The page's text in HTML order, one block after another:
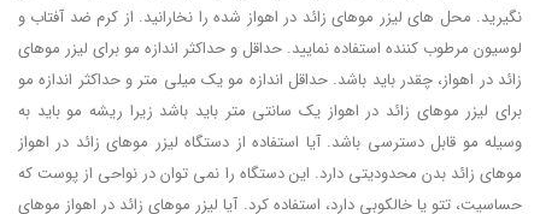
نگیرید. محل های لیزر موهای زائد در اهواز شده را نخارانید. از کرم ضد آفتاب و
لوسیون مرطوب کننده استفاده نمایید. حداقل و حداکثر اندازه مو برای لیزر موهای
زائد در اهواز، چقدر باید باشد. حداقل اندازه مو یک میلی متر و حداکثر اندازه مو
برای لیزر موهای زائد در اهواز یک سانتی متر باید باشد زیرا ریشه مو باید به
وسیله مو قابل دسترسی باشد. آیا استفاده از دستگاه لیزر موهای زائد در اهواز
موهای زائد بدن محدودیتی دارد. این دستگاه را نمی توان در نواحی از پوست که
حساسیت، تتو یا خالکوبی دارد، استفاده کرد. آیا لیزر موهای زائد در اهواز موهای